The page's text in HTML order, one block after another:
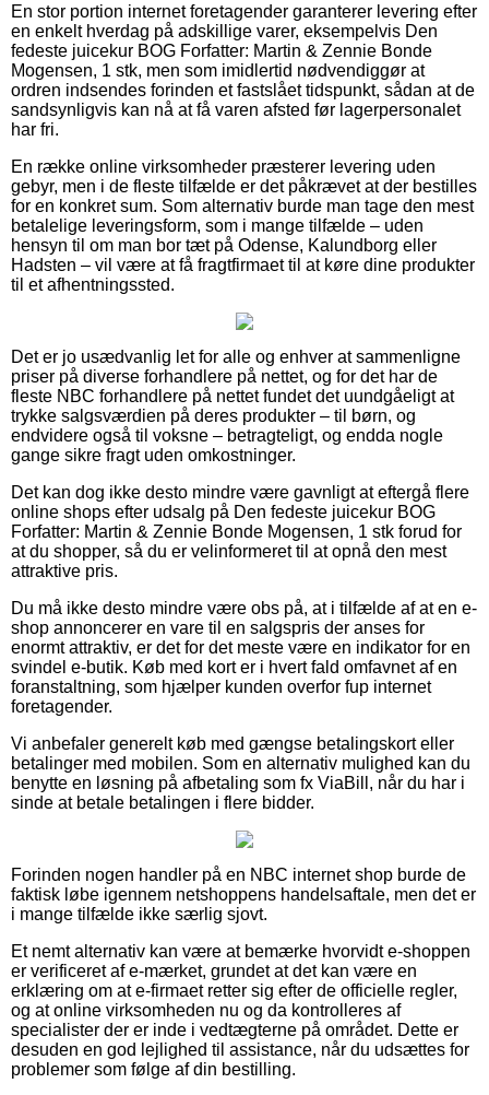
En stor portion internet foretagender garanterer levering efter
en enkelt hverdag på adskillige varer, eksempelvis Den
fedeste juicekur BOG Forfatter: Martin & Zennie Bonde
Mogensen, 1 stk, men som imidlertid nødvendiggør at
ordren indsendes forinden et fastslået tidspunkt, sådan at de
sandsynligvis kan nå at få varen afsted før lagerpersonalet
har fri.
En række online virksomheder præsterer levering uden
gebyr, men i de fleste tilfælde er det påkrævet at der bestilles
for en konkret sum. Som alternativ burde man tage den mest
betalelige leveringsform, som i mange tilfælde – uden
hensyn til om man bor tæt på Odense, Kalundborg eller
Hadsten – vil være at få fragtfirmaet til at køre dine produkter
til et afhentningssted.
Det er jo usædvanlig let for alle og enhver at sammenligne
priser på diverse forhandlere på nettet, og for det har de
fleste NBC forhandlere på nettet fundet det uundgåeligt at
trykke salgsværdien på deres produkter – til børn, og
endvidere også til voksne – betragteligt, og endda nogle
gange sikre fragt uden omkostninger.
Det kan dog ikke desto mindre være gavnligt at eftergå flere
online shops efter udsalg på Den fedeste juicekur BOG
Forfatter: Martin & Zennie Bonde Mogensen, 1 stk forud for
at du shopper, så du er velinformeret til at opnå den mest
attraktive pris.
Du må ikke desto mindre være obs på, at i tilfælde af at en e-
shop annoncerer en vare til en salgspris der anses for
enormt attraktiv, er det for det meste være en indikator for en
svindel e-butik. Køb med kort er i hvert fald omfavnet af en
foranstaltning, som hjælper kunden overfor fup internet
foretagender.
Vi anbefaler generelt køb med gængse betalingskort eller
betalinger med mobilen. Som en alternativ mulighed kan du
benytte en løsning på afbetaling som fx ViaBill, når du har i
sinde at betale betalingen i flere bidder.
Forinden nogen handler på en NBC internet shop burde de
faktisk løbe igennem netshoppens handelsaftale, men det er
i mange tilfælde ikke særlig sjovt.
Et nemt alternativ kan være at bemærke hvorvidt e-shoppen
er verificeret af e-mærket, grundet at det kan være en
erklæring om at e-firmaet retter sig efter de officielle regler,
og at online virksomheden nu og da kontrolleres af
specialister der er inde i vedtægterne på området. Dette er
desuden en god lejlighed til assistance, når du udsættes for
problemer som følge af din bestilling.